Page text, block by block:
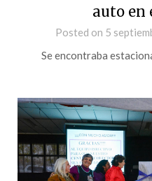
auto en
Posted on 5
Se encontraba